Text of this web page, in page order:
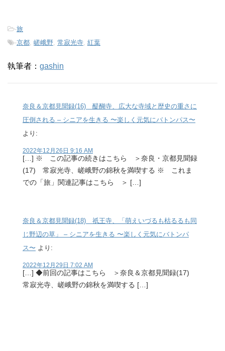
-旅
-京都, 嵯峨野, 常寂光寺, 紅葉
執筆者： gashin
奈良＆京都見聞録(16) 醍醐寺、広大な寺域と歴史の重さに
圧倒される – シニアを生きる 〜楽しく元気にバトンパス〜
より:
2022年12月26日 9:16 AM
[…] ※ この記事の続きはこちら ＞奈良・京都見聞録
(17) 常寂光寺、嵯峨野の錦秋を満喫する ※ これま
での「旅」関連記事はこちら ＞ […]
奈良＆京都見聞録(18) 祇王寺、「萌えいづるも枯るるも同
じ野辺の草」 – シニアを生きる 〜楽しく元気にバトンパ
ス〜 より:
2022年12月29日 7:02 AM
[…] ◆前回の記事はこちら ＞奈良＆京都見聞録(17)
常寂光寺、嵯峨野の錦秋を満喫する […]